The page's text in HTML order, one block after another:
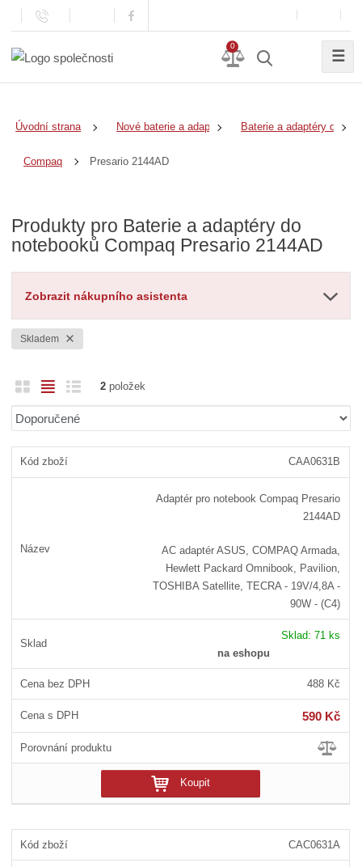
0
☰
Úvodní strana Nové baterie a adaptéry Baterie a adaptéry do
Compaq Presario 2144AD
Produkty pro Baterie a adaptéry do
notebooků Compaq Presario 2144AD
Zobrazit nákupního asistenta
Skladem
a
z
í
o
d
u
O
b
r
á
z
ý
s
a
b
u
l
Ř
á
k
2položek
CAA0631B
Adaptér pro notebook Compaq Presario
2144AD
AC adaptér ASUS, COMPAQ Armada,
Hewlett Packard Omnibook, Pavilion,
TOSHIBA Satellite, TECRA - 19V/4,8A -
90W - (C4)
Sklad: 71 ks
na eshopu
488 Kč
590 Kč
Koupit
CAC0631A